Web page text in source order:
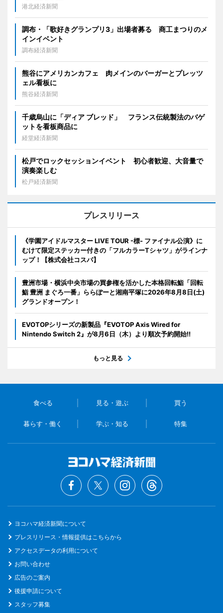
港北経済新聞
調布・「歌好きグランプリ3」出場者募る 商工まつりのメ
インイベント
調布経済新聞
熊谷にアメリカンカフェ 肉メインのバーガーとプレッツ
ェル看板に
熊谷経済新聞
千歳烏山に「ディア ブレッド」 フランス伝統製法のバゲ
ットを看板商品に
経堂経済新聞
松戸でロックセッションイベント 初心者歓迎、大音量で
演奏楽しむ
松戸経済新聞
プレスリリース
《学園アイドルマスター LIVE TOUR -標- ファイナル公演》に
むけて限定ステッカー付きの「フルカラーTシャツ」がラインナ
ップ！【株式会社コスパ】
豊洲市場・横浜中央市場の買参権を活かした本格回転鮨「回転
鮨 豊洲 まぐろ一番」ららぽーと湘南平塚に2026年8月8日(土)
グランドオープン！
EVOTOPシリーズの新製品『EVOTOP Axis Wired for
Nintendo Switch 2』が8月6日（木）より順次予約開始!!
もっと見る
食べる 見る・遊ぶ 買う
暮らす・働く 学ぶ・知る 特集
ヨコハマ経済新聞について
プレスリリース・情報提供はこちらから
アクセスデータの利用について
お問い合わせ
広告のご案内
後援申請について
スタッフ募集